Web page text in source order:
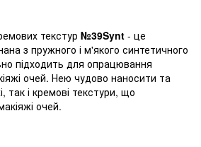
текстур №39Synt - це
з пружного і м'якого синтетичного
підходить для опрацювання
очей. Нею чудово наносити та
так і кремові текстури, що
очей.